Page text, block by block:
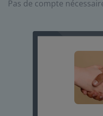
Pas de compte